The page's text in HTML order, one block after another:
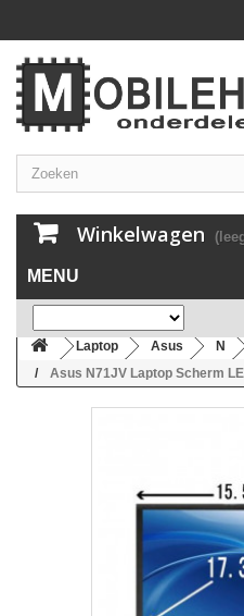
Winkelwagen
MENU
Laptop Asus N
Asus N71JV Laptop Scherm